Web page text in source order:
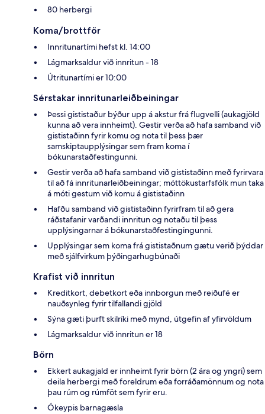
80 herbergi
Koma/brottför
Innritunartími hefst kl. 14:00
Lágmarksaldur við innritun - 18
Útritunartími er 10:00
Sérstakar innritunarleiðbeiningar
Þessi gististaður býður upp á akstur frá flugvelli (aukagjöld
kunna að vera innheimt). Gestir verða að hafa samband við
gististaðinn fyrir komu og nota til þess þær
samskiptaupplýsingar sem fram koma í
bókunarstaðfestingunni.
Gestir verða að hafa samband við gististaðinn með fyrirvara
til að fá innritunarleiðbeiningar; móttökustarfsfólk mun taka
á móti gestum við komu á gististaðinn
Hafðu samband við gististaðinn fyrirfram til að gera
ráðstafanir varðandi innritun og notaðu til þess
upplýsingarnar á bókunarstaðfestingingunni.
Upplýsingar sem koma frá gististaðnum gætu verið þýddar
með sjálfvirkum þýðingarhugbúnaði
Krafist við innritun
Kreditkort, debetkort eða innborgun með reiðufé er
nauðsynleg fyrir tilfallandi gjöld
Sýna gæti þurft skilríki með mynd, útgefin af yfirvöldum
Lágmarksaldur við innritun er 18
Börn
Ekkert aukagjald er innheimt fyrir börn (2 ára og yngri) sem
deila herbergi með foreldrum eða forráðamönnum og nota
þau rúm og rúmföt sem fyrir eru.
Ókeypis barnagæsla